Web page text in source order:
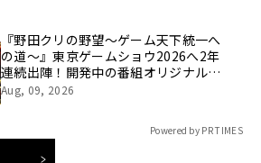
『野田クリの野望～ゲーム天下統一へ
の道～』東京ゲームショウ2026へ2年
連続出陣！開発中の番組オリジナルゲ
ームを世界最速体験！失敗したら即
Aug, 09, 2026
Powered by PR TIMES